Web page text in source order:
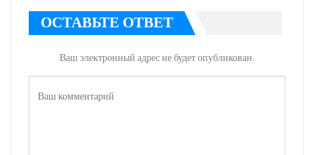
ОСТАВЬТЕ ОТВЕТ
Ваш электронный адрес не будет опубликован.